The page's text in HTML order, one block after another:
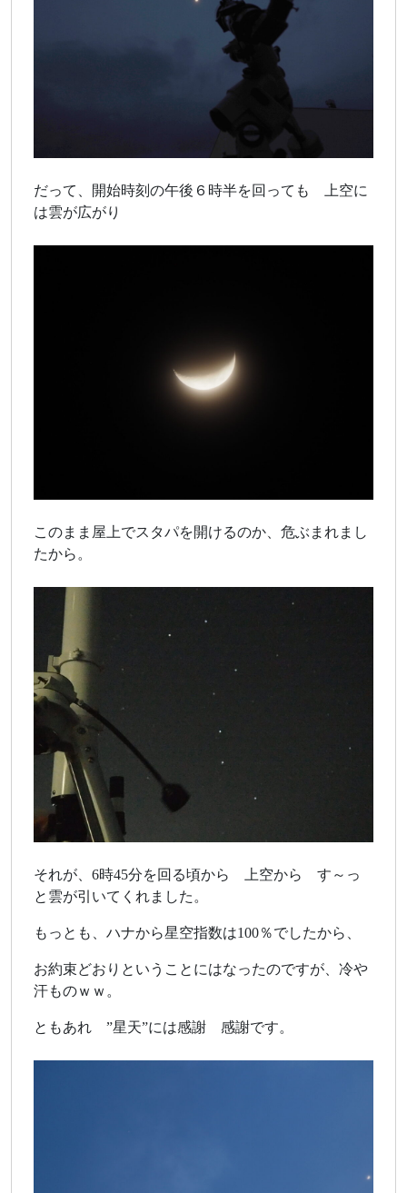
だって、開始時刻の午後６時半を回っても 上空に
は雲が広がり
このまま屋上でスタパを開けるのか、危ぶまれまし
たから。
それが、6時45分を回る頃から 上空から す～っ
と雲が引いてくれました。
もっとも、ハナから星空指数は100％でしたから、
お約束どおりということにはなったのですが、冷や
汗ものｗｗ。
ともあれ ”星天”には感謝 感謝です。